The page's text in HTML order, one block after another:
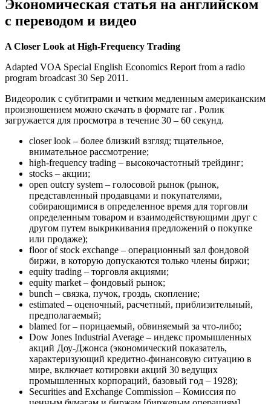
Экономическая статья на английском
с переводом и видео
A Closer Look at High-Frequency Trading
Adapted VOA Special English Economics Report from a radio
program broadcast 30 Sep 2011.
Видеоролик с субтитрами и четким медленным американским
произношением можно скачать в формате rar . Ролик
загружается для просмотра в течение 30 – 60 секунд.
closer look – более близкий взгляд; тщательное,
внимательное рассмотрение;
high-frequency trading – высокочастотный трейдинг;
stocks – акции;
open outcry system – голосовой рынок (рынок,
представленный продавцами и покупателями,
собирающимися в определенное время для торговли
определенным товаром и взаимодействующими друг с
другом путем выкрикивания предложений о покупке
или продаже);
floor of stock exchange – операционный зал фондовой
биржи, в которую допускаются только члены биржи;
equity trading – торговля акциями;
equity market – фондовый рынок;
bunch – связка, пучок, гроздь, скопление;
estimated – оценочный, расчетный, приблизительный,
предполагаемый;
blamed for – порицаемый, обвиняемый за что-либо;
Dow Jones Industrial Average – индекс промышленных
акций Доу-Джонса (экономический показатель,
характеризующий кредитно-финансовую ситуацию в
мире, включает котировки акций 30 ведущих
промышленных корпораций, базовый год – 1928);
Securities and Exchange Commission – Комиссия по